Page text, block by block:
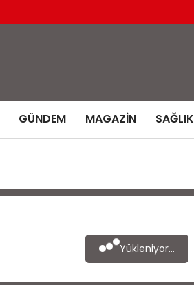
GÜNDEM MAGAZIN SAĞLIK
Yükleniyor...